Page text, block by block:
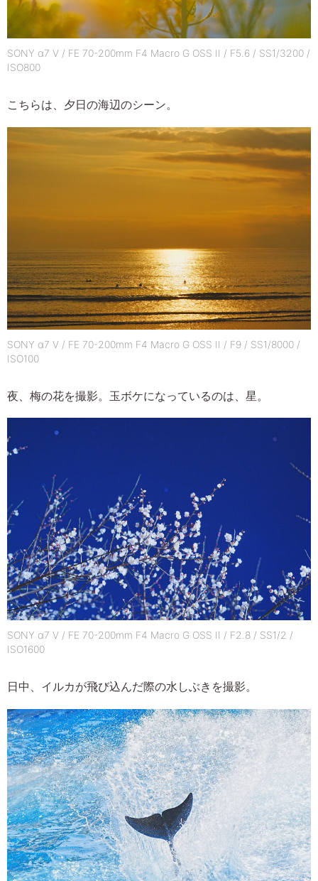
SONY α7 V / FE 70-200mm F4 Macro G OSS II / F5.6 / SS1/3200 /
ISO800
こちらは、夕日の海辺のシーン。
SONY α7 V / FE 70-200mm F4 Macro G OSS II / F9 / SS1/8000 /
ISO100
夜、梅の花を撮影。玉ボケになっているのは、星。
SONY α7 V / FE 70-200mm F4 Macro G OSS II / F2.8 / SS1/2 /
ISO1600
日中、イルカが飛び込んだ際の水しぶきを撮影。